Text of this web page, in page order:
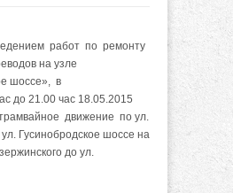
работ по ремонту
на узле
шоссе», в
до 21.00 час 18.05.2015
движение по ул.
Гусинобродское шоссе на
до ул.